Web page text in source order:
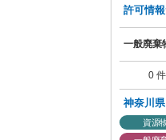
許可情
一般廃棄
0 件
神奈川
資源